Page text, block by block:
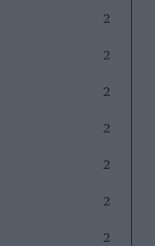
2
2
2
2
2
2
2